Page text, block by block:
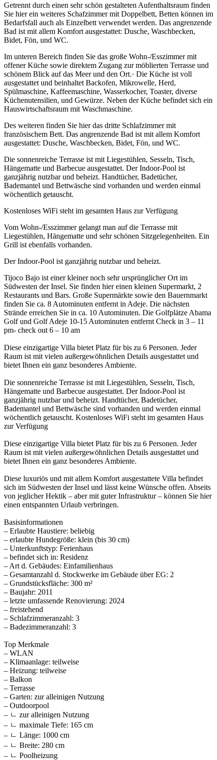
Getrennt durch einen sehr schön gestalteten Aufenthaltsraum finden
Sie hier ein weiteres Schafzimmer mit Doppelbett, Betten können im
Bedarfsfall auch als Einzelbett verwendet werden. Das angrenzende
Bad ist mit allem Komfort ausgestattet: Dusche, Waschbecken,
Bidet, Fön, und WC.
Im unteren Bereich finden Sie das große Wohn-/Esszimmer mit
offener Küche sowie direktem Zugang zur möblierten Terrasse und
schönem Blick auf das Meer und den Ort.· Die Küche ist voll
ausgestattet und beinhaltet Backofen, Mikrowelle, Herd,
Spülmaschine, Kaffeemaschine, Wasserkocher, Toaster, diverse
Küchenutensilien, und Gewürze. Neben der Küche befindet sich ein
Hauswirtschaftsraum mit Waschmaschine.
Des weiteren finden Sie hier das dritte Schlafzimmer mit
französischem Bett. Das angrenzende Bad ist mit allem Komfort
ausgestattet: Dusche, Waschbecken, Bidet, Fön, und WC.
Die sonnenreiche Terrasse ist mit Liegestühlen, Sesseln, Tisch,
Hängematte und Barbecue ausgestattet. Der Indoor-Pool ist
ganzjährig nutzbar und beheizt. Handtücher, Badetücher,
Bademantel und Bettwäsche sind vorhanden und werden einmal
wöchentlich getauscht.
Kostenloses WiFi steht im gesamten Haus zur Verfügung
Vom Wohn-/Esszimmer gelangt man auf die Terrasse mit
Liegestühlen, Hängematte und sehr schönen Sitzgelegenheiten. Ein
Grill ist ebenfalls vorhanden.
Der Indoor-Pool ist ganzjährig nutzbar und beheizt.
Tijoco Bajo ist einer kleiner noch sehr ursprünglicher Ort im
Südwesten der Insel. Sie finden hier einen kleinen Supermarkt, 2
Restaurants und Bars. Große Supermärkte sowie den Bauernmarkt
finden Sie ca. 8 Autominuten entfernt in Adeje. Die nächsten
Strände erreichen Sie in ca. 10 Autominuten. Die Golfplätze Abama
Golf und Golf Adeje 10-15 Autominuten entfernt Check in 3 – 11
pm- check out 6 – 10 am
Diese einzigartige Villa bietet Platz für bis zu 6 Personen. Jeder
Raum ist mit vielen außergewöhnlichen Details ausgestattet und
bietet Ihnen ein ganz besonderes Ambiente.
Die sonnenreiche Terrasse ist mit Liegestühlen, Sesseln, Tisch,
Hängematte und Barbecue ausgestattet. Der Indoor-Pool ist
ganzjährig nutzbar und beheizt. Handtücher, Badetücher,
Bademantel und Bettwäsche sind vorhanden und werden einmal
wöchentlich getauscht. Kostenloses WiFi steht im gesamten Haus
zur Verfügung
Diese einzigartige Villa bietet Platz für bis zu 6 Personen. Jeder
Raum ist mit vielen außergewöhnlichen Details ausgestattet und
bietet Ihnen ein ganz besonderes Ambiente.
Diese luxuriös und mit allem Komfort ausgestattete Villa befindet
sich im Südwesten der Insel und lässt keine Wünsche offen. Abseits
von jeglicher Hektik – aber mit guter Infrastruktur – können Sie hier
einen entspannten Urlaub verbringen.
Basisinformationen
– Erlaubte Haustiere: beliebig
– erlaubte Hundegröße: klein (bis 30 cm)
– Unterkunftstyp: Ferienhaus
– befindet sich in: Residenz
– Art d. Gebäudes: Einfamilienhaus
– Gesamtanzahl d. Stockwerke im Gebäude über EG: 2
– Grundstücksfläche: 300 m²
– Baujahr: 2011
– letzte umfassende Renovierung: 2024
– freistehend
– Schlafzimmeranzahl: 3
– Badezimmeranzahl: 3
Top Merkmale
– WLAN
– Klimaanlage: teilweise
– Heizung: teilweise
– Balkon
– Terrasse
– Garten: zur alleinigen Nutzung
– Outdoorpool
– ㄴ zur alleinigen Nutzung
– ㄴ maximale Tiefe: 165 cm
– ㄴ Länge: 1000 cm
– ㄴ Breite: 280 cm
– ㄴ Poolheizung